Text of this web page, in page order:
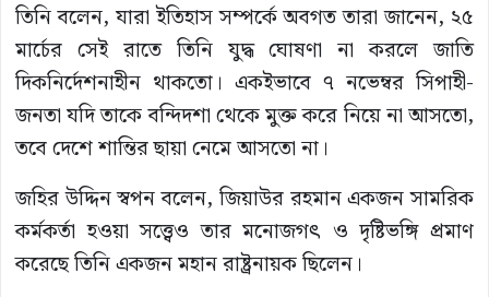
তিনি বলেন, যারা ইতিহাস সম্পর্কে অবগত তারা জানেন, ২৫
মার্চের সেই রাতে তিনি যুদ্ধ ঘোষণা না করলে জাতি
দিকনির্দেশনাহীন থাকতো। একইভাবে ৭ নভেম্বর সিপাহী-
জনতা যদি তাকে বন্দিদশা থেকে মুক্ত করে নিয়ে না আসতো,
তবে দেশে শান্তির ছায়া নেমে আসতো না।
জহির উদ্দিন স্বপন বলেন, জিয়াউর রহমান একজন সামরিক
কর্মকর্তা হওয়া সত্ত্বেও তার মনোজগৎ ও দৃষ্টিভঙ্গি প্রমাণ
করেছে তিনি একজন মহান রাষ্ট্রনায়ক ছিলেন।